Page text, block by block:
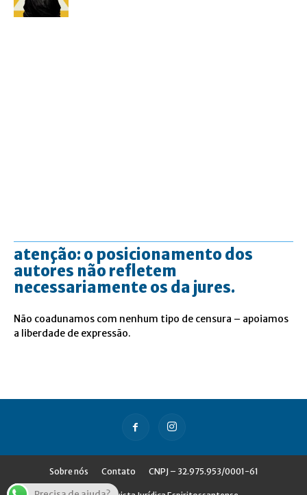
atenção: o posicionamento dos
autores não refletem
necessariamente os da jures.
Não coadunamos com nenhum tipo de censura – apoiamos
a liberdade de expressão.
Sobre nós Contato CNPJ – 32.975.953/0001-61